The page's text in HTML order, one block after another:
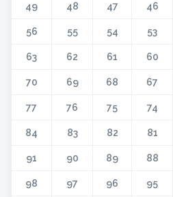
46
47
48
49
53
54
55
56
60
61
62
63
67
68
69
70
74
75
76
77
81
82
83
84
88
89
90
91
95
96
97
98